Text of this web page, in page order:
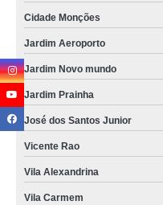
Cidade Monções
Jardim Aeroporto
Jardim Novo mundo
Jardim Prainha
José dos Santos Junior
Vicente Rao
Vila Alexandrina
Vila Carmem